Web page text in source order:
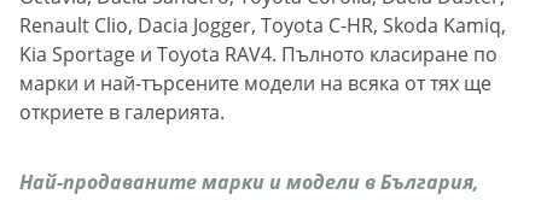
Renault Clio, Dacia Jogger, Toyota C-HR, Skoda Kamiq,
Kia Sportage и Toyota RAV4. Пълното класиране по
марки и най-търсените модели на всяка от тях ще
откриете в галерията.
Най-продаваните марки и модели в България,